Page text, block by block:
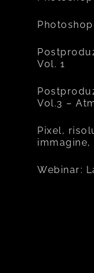
Vol. 1
Vol.3 –
Pixel,
immagine,
Webinar: